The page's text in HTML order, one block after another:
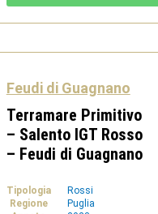
Salento
IGT
quantità
Feudi di Guagnano
Terramare Primitivo
– Salento IGT Rosso
– Feudi di Guagnano
Tipologia
Rossi
Regione
Puglia